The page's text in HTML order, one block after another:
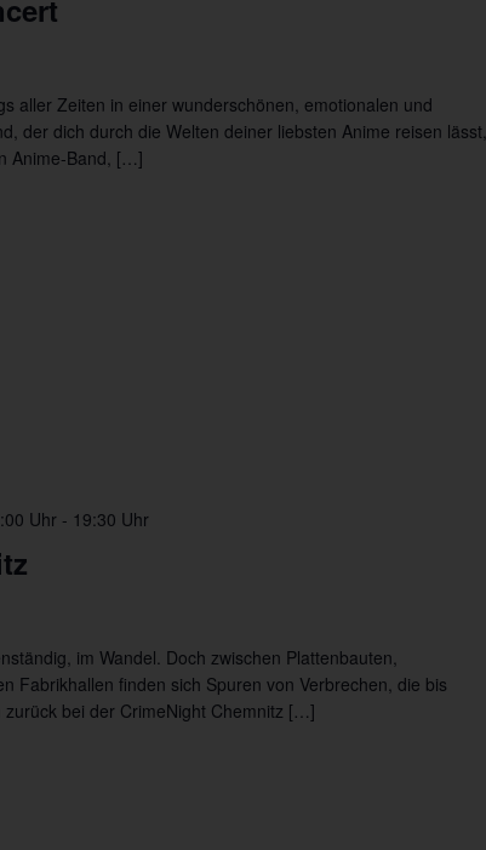
aller Zeiten in einer wunderschönen, emotionalen und
der dich durch die Welten deiner liebsten Anime reisen lässt,
Anime-Band, […]
Uhr - 19:30 Uhr
im Wandel. Doch zwischen Plattenbauten,
Fabrikhallen finden sich Spuren von Verbrechen, die bis
bei der CrimeNight Chemnitz […]